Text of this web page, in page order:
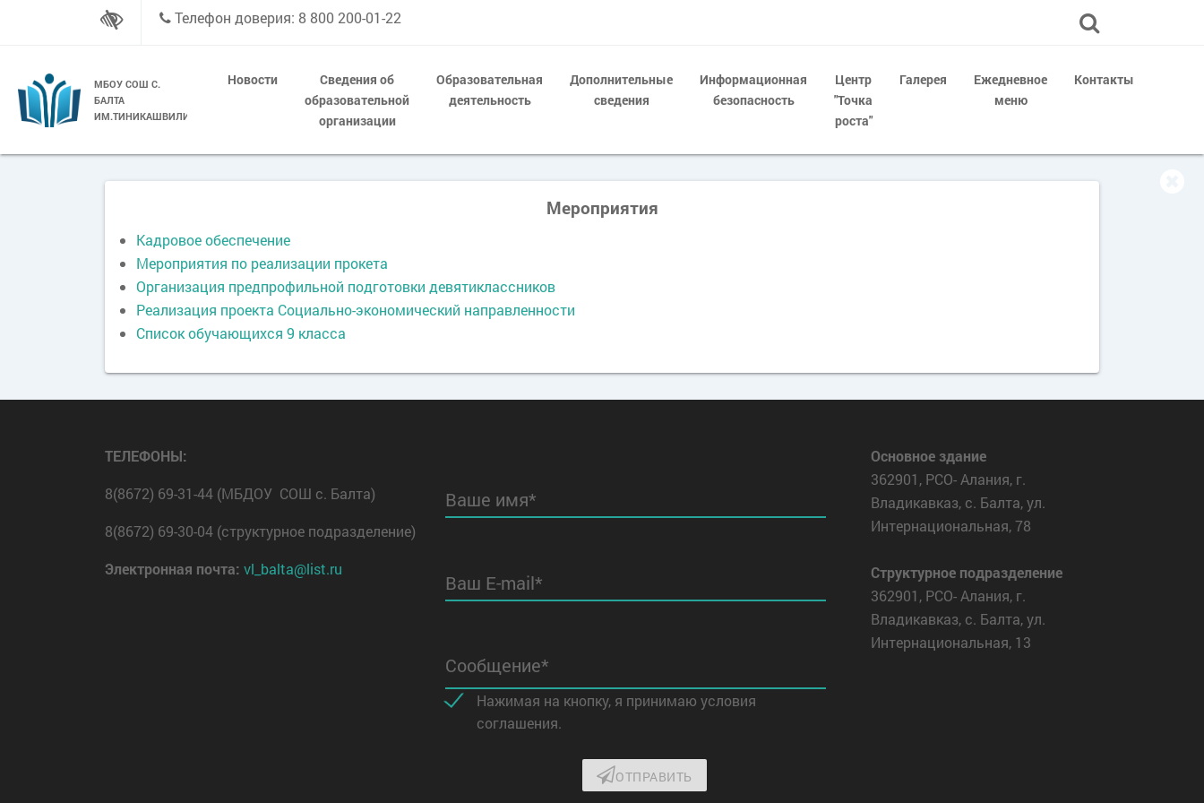
Телефон доверия: 8 800 200-01-22
МБОУ СОШ С.
БАЛТА
ИМ.ТИНИКАШВИЛИ
Новости
Сведения об
образовательной
организации
Образовательная
деятельность
Дополнительные
сведения
Информационная
безопасность
Центр
"Точка
роста"
Галерея
Ежедневное
меню
Контакты
Мероприятия
Кадровое обеспечение
Мероприятия по реализации прокета
Организация предпрофильной подготовки девятиклассников
Реализация проекта Социально-экономический направленности
Список обучающихся 9 класса
ТЕЛЕФОНЫ:
8(8672) 69-31-44 (МБДОУ СОШ с. Балта)
8(8672) 69-30-04 (структурное подразделение)
Электронная почта: vl_balta@list.ru
Ваше имя*
Ваш E-mail*
Сообщение*
Нажимая на кнопку, я принимаю условия
соглашения.
ОТПРАВИТЬ
Основное здание
362901, РСО- Алания, г.
Владикавказ, с. Балта, ул.
Интернациональная, 78
Структурное подразделение
362901, РСО- Алания, г.
Владикавказ, с. Балта, ул.
Интернациональная, 13